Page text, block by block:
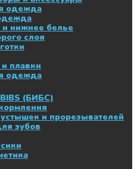
одежда
нижнее белье
слоя
плавки
одежда
(БИБС)
и прорезывателей
зубов